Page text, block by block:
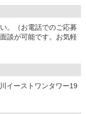
。（お電話でのご応募
談が可能です。お気軽
イーストワンタワー19